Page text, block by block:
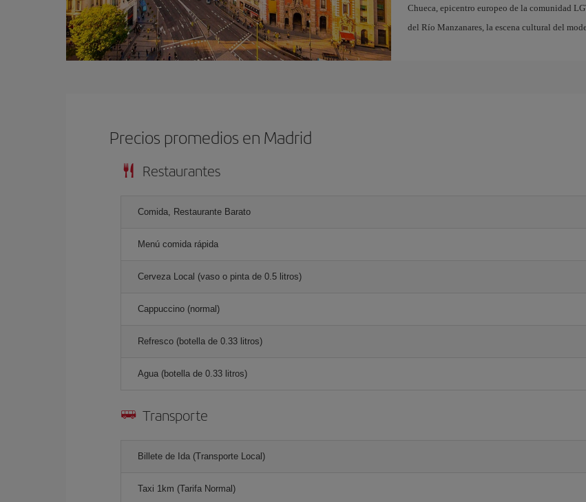
Chueca, epicentro europeo de la comunidad
del Río Manzanares, la escena cultural del
Precios promedios en Madrid
Restaurantes
Comida, Restaurante Barato
Menú comida rápida
Cerveza Local (vaso o pinta de 0.5 litros)
Cappuccino (normal)
Refresco (botella de 0.33 litros)
Agua (botella de 0.33 litros)
Transporte
Billete de Ida (Transporte Local)
Taxi 1km (Tarifa Normal)